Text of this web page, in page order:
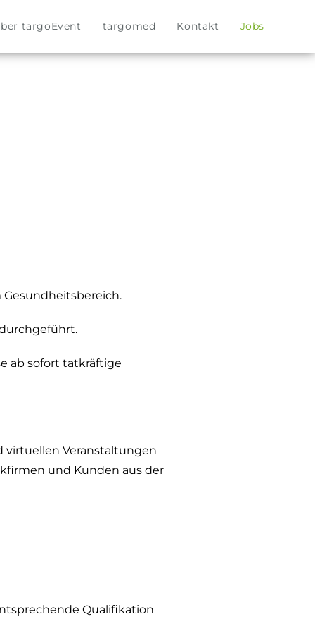
targoEvent targomed Kontakt Jobs
Gesundheitsbereich.
ab sofort tatkräftige
virtuellen Veranstaltungen
und Kunden aus der
Qualifikation